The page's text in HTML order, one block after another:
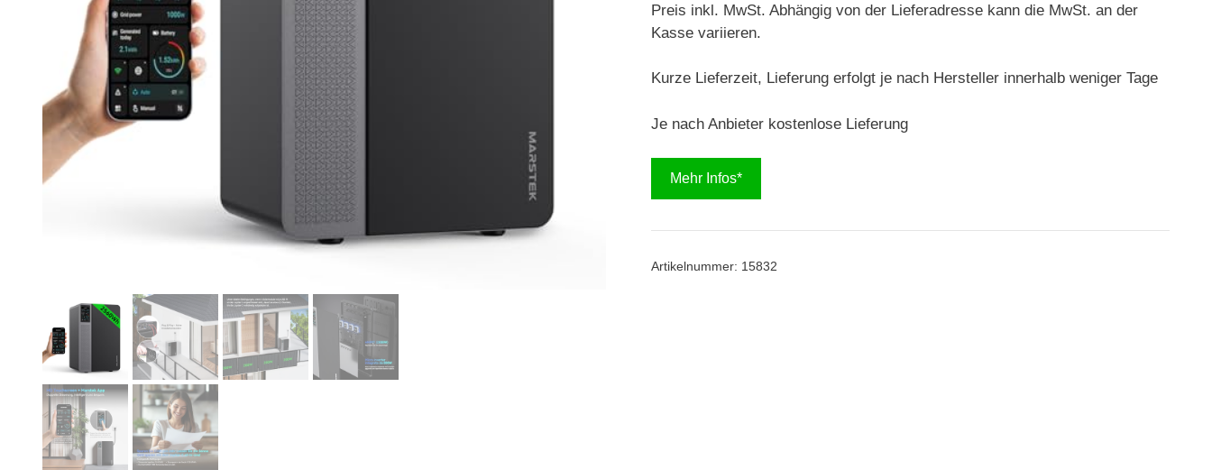
Preis inkl. MwSt. Abhängig von der Lieferadresse kann die MwSt. an der
Kasse variieren.
Kurze Lieferzeit, Lieferung erfolgt je nach Hersteller innerhalb weniger Tage
Je nach Anbieter kostenlose Lieferung
Mehr Infos*
Artikelnummer: 15832